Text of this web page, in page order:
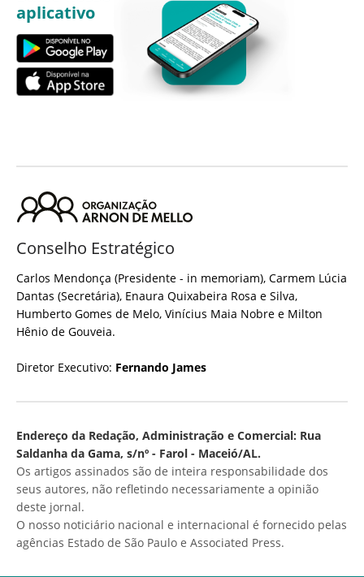
aplicativo
Conselho Estratégico
Carlos Mendonça (Presidente - in memoriam), Carmem Lúcia
Dantas (Secretária), Enaura Quixabeira Rosa e Silva,
Humberto Gomes de Melo, Vinícius Maia Nobre e Milton
Hênio de Gouveia.
Diretor Executivo: Fernando James
Endereço da Redação, Administração e Comercial: Rua
Saldanha da Gama, s/nº - Farol - Maceió/AL.
Os artigos assinados são de inteira responsabilidade dos
seus autores, não refletindo necessariamente a opinião
deste jornal.
O nosso noticiário nacional e internacional é fornecido pelas
agências Estado de São Paulo e Associated Press.